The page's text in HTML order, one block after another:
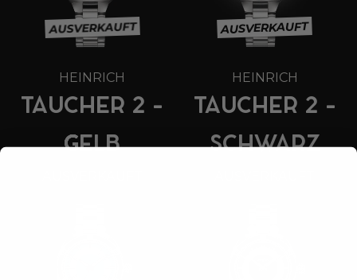
AUSVERKAUFT
HEINRICH
TAUCHER 2 -
GELB
AUSVERKAUFT
HEINRICH
TAUCHER 2 -
SCHWARZ